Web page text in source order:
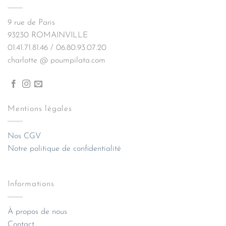
9 rue de Paris
93230 ROMAINVILLE
01.41.71.81.46 / 06.80.93.07.20
charlotte @ poumpilata.com
Mentions légales
Nos CGV
Notre politique de confidentialité
Informations
À propos de nous
Contact